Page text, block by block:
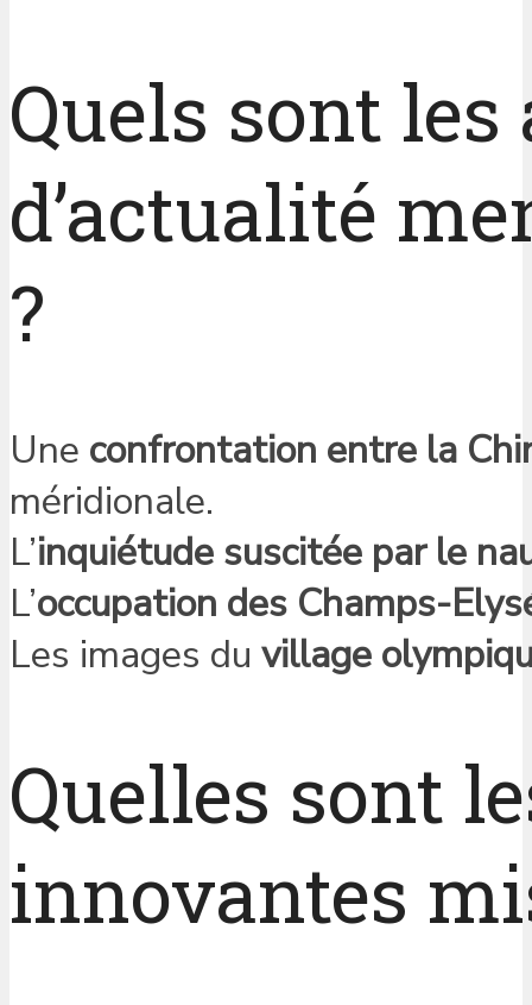
Quels sont
d’actualité
?
Une confrontation entre la
méridionale.
L’inquiétude suscitée par le
L’occupation des Champs-
Les images du village
Quelles sont
innovantes